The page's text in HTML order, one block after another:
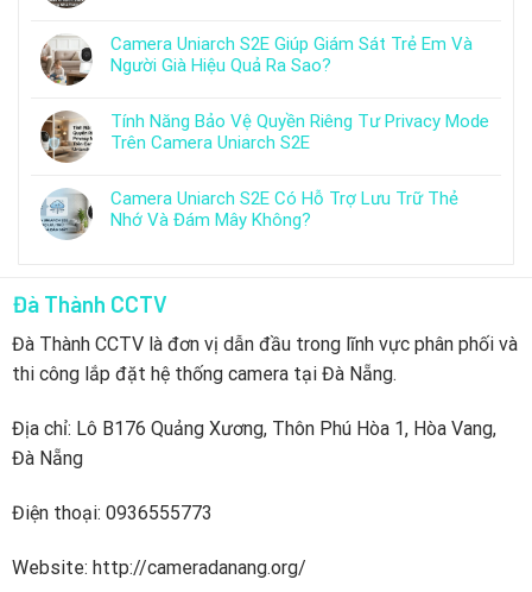
Camera Uniarch S2E Giúp Giám Sát Trẻ Em Và
Người Già Hiệu Quả Ra Sao?
Tính Năng Bảo Vệ Quyền Riêng Tư Privacy Mode
Trên Camera Uniarch S2E
Camera Uniarch S2E Có Hỗ Trợ Lưu Trữ Thẻ
Nhớ Và Đám Mây Không?
Đà Thành CCTV
Đà Thành CCTV là đơn vị dẫn đầu trong lĩnh vực phân phối và
thi công lắp đặt hệ thống camera tại Đà Nẵng.
Địa chỉ: Lô B176 Quảng Xương, Thôn Phú Hòa 1, Hòa Vang,
Đà Nẵng
Điện thoại: 0936555773
Website: http://cameradanang.org/